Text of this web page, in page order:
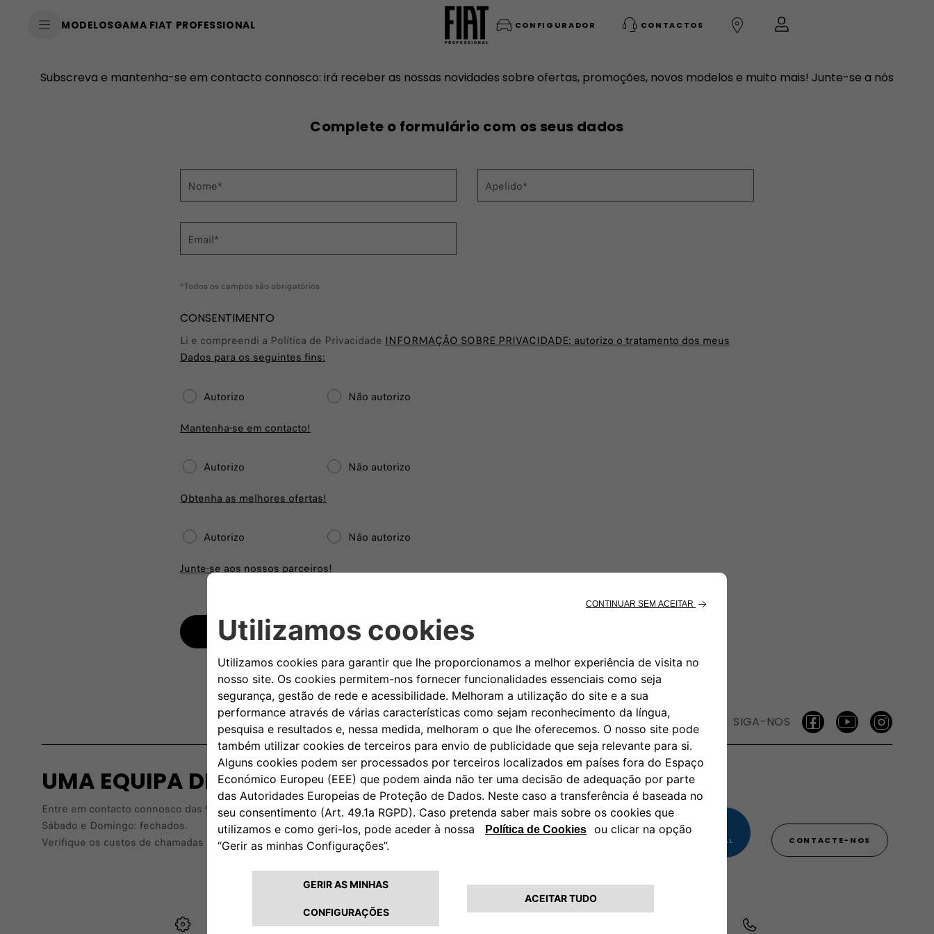
MODELOSGAMA FIAT PROFESSIONAL CONFIGURADOR CONTACTOS
Subscreva e mantenha-se em contacto connosco: irá receber as nossas novidades sobre ofertas, promoções, novos modelos e muito mais! Junte-se a nós
Complete o formulário com os seus dados
Nome* Apelido*
Email*
*Todos os campos são obrigatórios
CONSENTIMENTO
Li e compreendi a Política de Privacidade INFORMAÇÃO SOBRE PRIVACIDADE: autorizo o tratamento dos meus
Dados para os seguintes fins:
Autorizo Não autorizo
Mantenha-se em contacto!
Autorizo Não autorizo
Obtenha as melhores ofertas!
Autorizo Não autorizo
Junte-se aos nossos parceiros!
ENVIAR
SIGA-NOS
UMA EQUIPA DEDICADA PARA APOIÁ-LO
Entre em contacto connosco das 9:00 às 18:00, de segunda-feira a sexta-feira.
Sábado e Domingo: fechados.
Verifique os custos de chamadas se nos contactar através de um telemóvel.
00 800 3428 00 00​
CHAMADA PARA A REDE FIXA NACIONAL
CONTACTE-NOS